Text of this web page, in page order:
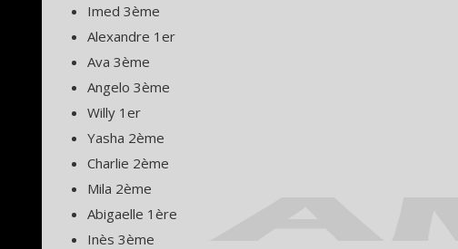
Imed 3ème
Alexandre 1er
Ava 3ème
Angelo 3ème
Willy 1er
Yasha 2ème
Charlie 2ème
Mila 2ème
Abigaelle 1ère
Inès 3ème